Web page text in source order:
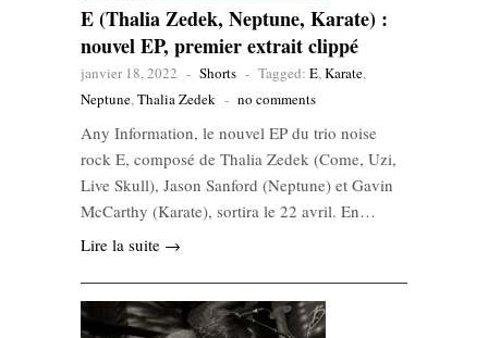
E (Thalia Zedek, Neptune, Karate) :
nouvel EP, premier extrait clippé
janvier 18, 2022 - Shorts - Tagged: E,Karate,
Neptune,Thalia Zedek - no comments
Any Information, le nouvel EP du trio noise
rock E, composé de Thalia Zedek (Come, Uzi,
Live Skull), Jason Sanford (Neptune) et Gavin
McCarthy (Karate), sortira le 22 avril. En…
Lire la suite →